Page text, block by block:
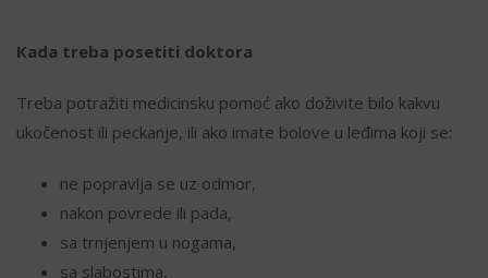
Kada treba posetiti doktora
Treba potražiti medicinsku pomoć ako doživite bilo kakvu
ukočenost ili peckanje, ili ako imate bolove u leđima koji se:
ne popravlja se uz odmor,
nakon povrede ili pada,
sa trnjenjem u nogama,
sa slabostima,